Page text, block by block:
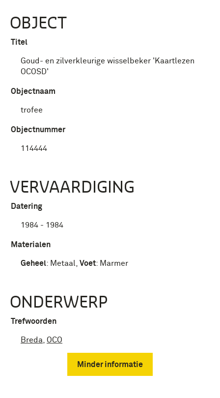
OBJECT
Titel
Goud- en zilverkleurige wisselbeker 'Kaartlezen
OCOSD'
Objectnaam
trofee
Objectnummer
114444
VERVAARDIGING
Datering
1984 - 1984
Materialen
Geheel: Metaal Voet: Marmer
ONDERWERP
Trefwoorden
Breda OCO
Minder informatie